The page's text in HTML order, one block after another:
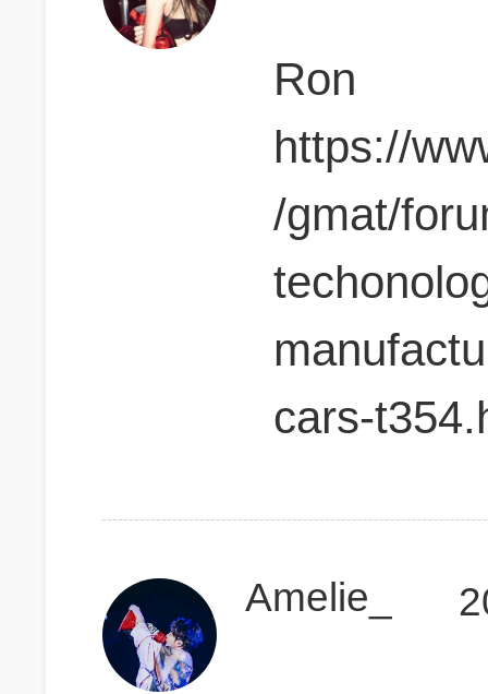
Ron
https://
/gmat/
cars-
Amelie_